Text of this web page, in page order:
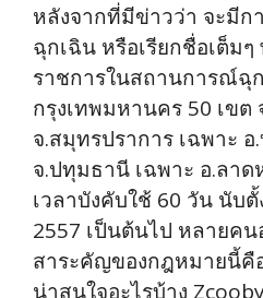
หลังจากที่มีข่าวว่า จะมีก
ฉุกเฉิน หรือเรียกชื่อเต็มๆ
ราชการในสถานการณ์ฉุ
กรุงเทพมหานคร 50 เขต
จ.สมุทรปราการ เฉพาะ อ
จ.ปทุมธานี เฉพาะ อ.ลา
เวลาบังคับใช้ 60 วัน นับ
2557 เป็นต้นไป หลายคน
สาระคัญของกฎหมายนี้คื
น่าสนใจอะไรบ้าง